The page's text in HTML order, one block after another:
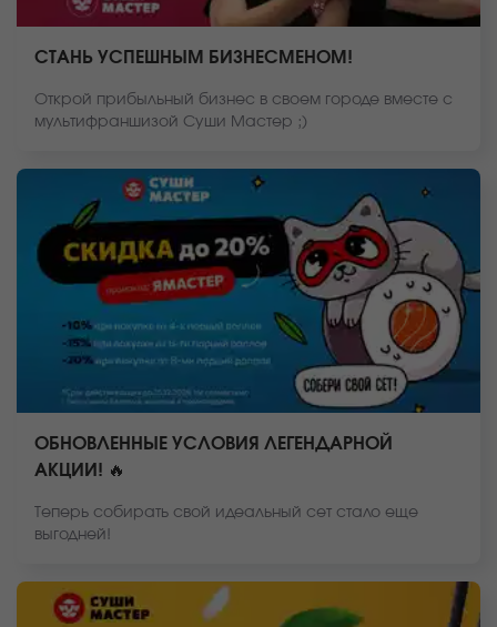
СТАНЬ УСПЕШНЫМ БИЗНЕСМЕНОМ!
Открой прибыльный бизнес в своем городе вместе с
мультифраншизой Суши Мастер ;)
ОБНОВЛЕННЫЕ УСЛОВИЯ ЛЕГЕНДАРНОЙ
АКЦИИ! 🔥
Теперь собирать свой идеальный сет стало еще
выгодней!